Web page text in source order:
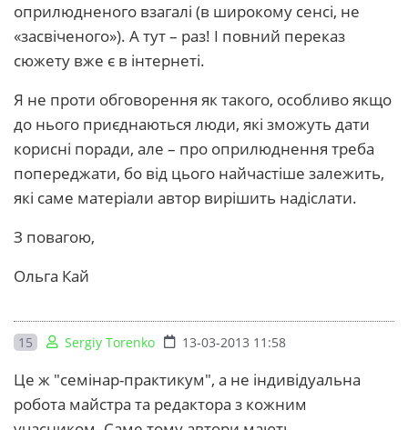
оприлюдненого взагалі (в широкому сенсі, не
«засвіченого»). А тут – раз! І повний переказ
сюжету вже є в інтернеті.
Я не проти обговорення як такого, особливо якщо
до нього приєднаються люди, які зможуть дати
корисні поради, але – про оприлюднення треба
попереджати, бо від цього найчастіше залежить,
які саме матеріали автор вирішить надіслати.
З повагою,
Ольга Кай
15 Sergiy Torenko 13-03-2013 11:58
Це ж "семінар-практикум", а не індивідуальна
робота майстра та редактора з кожним